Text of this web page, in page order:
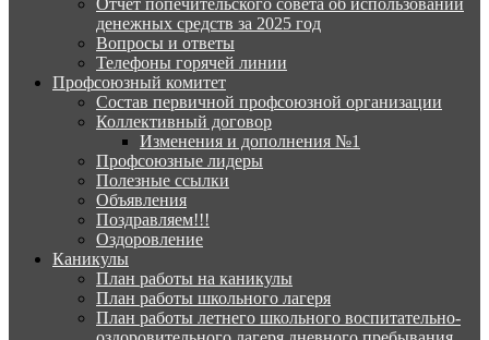
денежных средств за 2025 год
Вопросы и ответы
Телефоны горячей линии
Профсоюзный комитет
Состав первичной профсоюзной организации
Коллективный договор
Изменения и дополнения №1
Профсоюзные лидеры
Полезные ссылки
Объявления
Поздравляем!!!
Оздоровление
Каникулы
План работы на каникулы
План работы школьного лагеря
План работы летнего школьного воспитательно-